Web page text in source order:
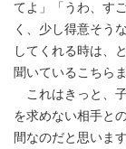
てよ」「うわ、す
く、少し得意そう
してくれる時は、
聞いているこちら
これはきっと、
を求めない相手と
間なのだと思います